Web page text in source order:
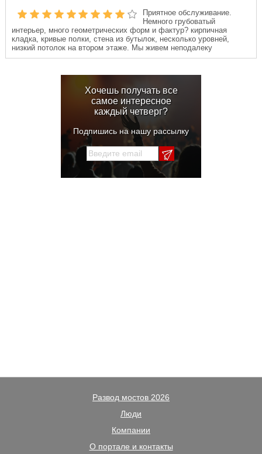
Приятное обслуживание.
Немного грубоватый
интерьер, много геометрических форм и фактур? кирпичная
кладка, кривые полки, стена из бутылок, несколько уровней,
низкий потолок на втором этаже. Мы живем неподалеку
Хочешь получать все
самое интересное
каждый четверг?
Подпишись на нашу рассылку
Развод мостов 2026
Люди
Компании
О портале и контакты